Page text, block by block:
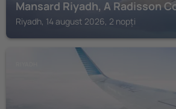
Mansard Riyadh, A Radisson
Riyadh, 14 august 2026, 2 nopți